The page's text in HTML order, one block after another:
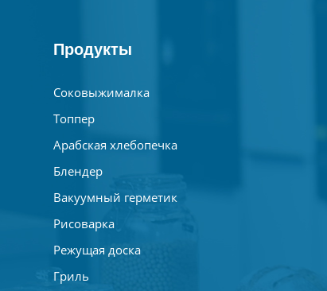
Продукты
Соковыжималка
Топпер
Арабская хлебопечка
Блендер
Вакуумный герметик
Рисоварка
Режущая доска
Гриль